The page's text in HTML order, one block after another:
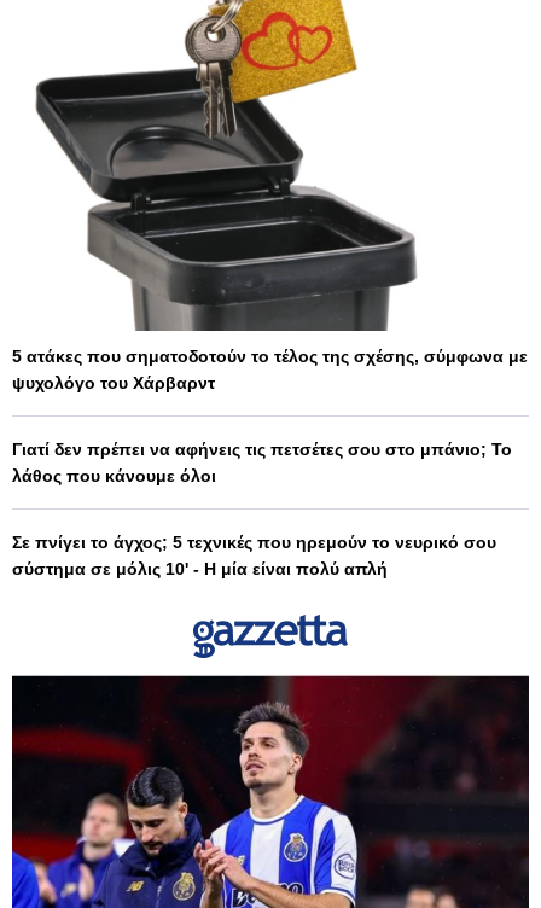
5 ατάκες που σηματοδοτούν το τέλος της σχέσης, σύμφωνα με
ψυχολόγο του Χάρβαρντ
Γιατί δεν πρέπει να αφήνεις τις πετσέτες σου στο μπάνιο; Το
λάθος που κάνουμε όλοι
Σε πνίγει το άγχος; 5 τεχνικές που ηρεμούν το νευρικό σου
σύστημα σε μόλις 10' - Η μία είναι πολύ απλή